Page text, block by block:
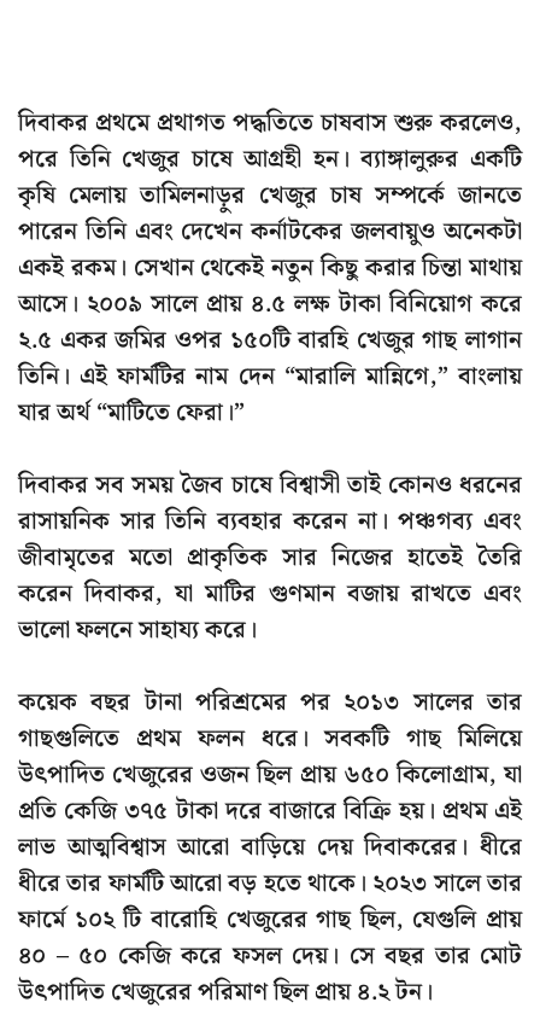
দিবাকর প্রথমে প্রথাগত পদ্ধতিতে চাষবাস শুরু করলেও,
পরে তিনি খেজুর চাষে আগ্রহী হন। ব্যাঙ্গালুরুর একটি
কৃষি মেলায় তামিলনাড়ুর খেজুর চাষ সম্পর্কে জানতে
পারেন তিনি এবং দেখেন কর্নাটকের জলবায়ুও অনেকটা
একই রকম। সেখান থেকেই নতুন কিছু করার চিন্তা মাথায়
আসে। ২০০৯ সালে প্রায় ৪.৫ লক্ষ টাকা বিনিয়োগ করে
২.৫ একর জমির ওপর ১৫০টি বারহি খেজুর গাছ লাগান
তিনি। এই ফার্মটির নাম দেন “মারালি মান্নিগে,” বাংলায়
যার অর্থ “মাটিতে ফেরা।”
দিবাকর সব সময় জৈব চাষে বিশ্বাসী তাই কোনও ধরনের
রাসায়নিক সার তিনি ব্যবহার করেন না। পঞ্চগব্য এবং
জীবামৃতের মতো প্রাকৃতিক সার নিজের হাতেই তৈরি
করেন দিবাকর, যা মাটির গুণমান বজায় রাখতে এবং
ভালো ফলনে সাহায্য করে।
কয়েক বছর টানা পরিশ্রমের পর ২০১৩ সালের তার
গাছগুলিতে প্রথম ফলন ধরে। সবকটি গাছ মিলিয়ে
উৎপাদিত খেজুরের ওজন ছিল প্রায় ৬৫০ কিলোগ্রাম, যা
প্রতি কেজি ৩৭৫ টাকা দরে বাজারে বিক্রি হয়। প্রথম এই
লাভ আত্মবিশ্বাস আরো বাড়িয়ে দেয় দিবাকরের। ধীরে
ধীরে তার ফার্মটি আরো বড় হতে থাকে। ২০২৩ সালে তার
ফার্মে ১০২ টি বারোহি খেজুরের গাছ ছিল, যেগুলি প্রায়
৪০ – ৫০ কেজি করে ফসল দেয়। সে বছর তার মোট
উৎপাদিত খেজুরের পরিমাণ ছিল প্রায় ৪.২ টন।